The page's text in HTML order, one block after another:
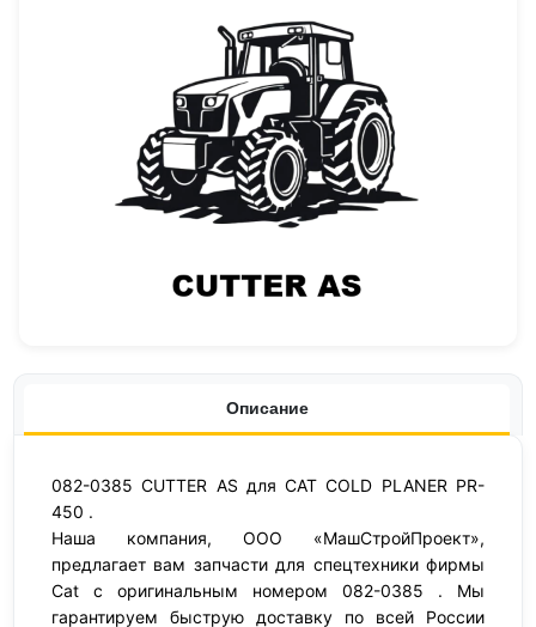
Описание
082-0385 CUTTER AS для CAT COLD PLANER PR-
450 .
Наша компания, ООО «МашСтройПроект»,
предлагает вам запчасти для спецтехники фирмы
Cat с оригинальным номером 082-0385 . Мы
гарантируем быструю доставку по всей России